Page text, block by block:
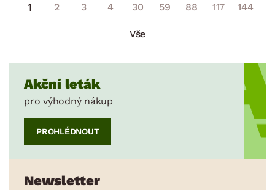
1 2 3 4 30 59 88 117 144
Vše
Akční leták
pro výhodný nákup
PROHLÉDNOUT
Newsletter